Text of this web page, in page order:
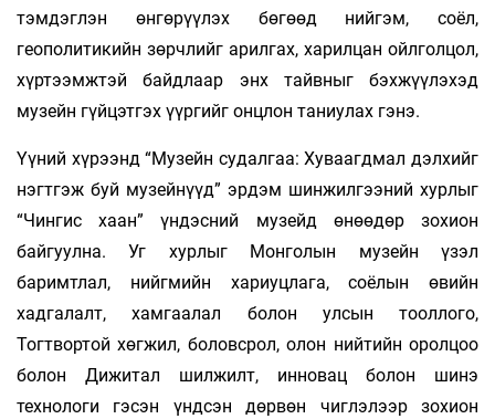
тэмдэглэн өнгөрүүлэх бөгөөд нийгэм, соёл,
геополитикийн зөрчлийг арилгах, харилцан ойлголцол,
хүртээмжтэй байдлаар энх тайвныг бэхжүүлэхэд
музейн гүйцэтгэх үүргийг онцлон таниулах гэнэ.
Үүний хүрээнд “Музейн судалгаа: Хуваагдмал дэлхийг
нэгтгэж буй музейнүүд” эрдэм шинжилгээний хурлыг
“Чингис хаан” үндэсний музейд өнөөдөр зохион
байгуулна. Уг хурлыг Монголын музейн үзэл
баримтлал, нийгмийн хариуцлага, соёлын өвийн
хадгалалт, хамгаалал болон улсын тооллого,
Тогтвортой хөгжил, боловсрол, олон нийтийн оролцоо
болон Дижитал шилжилт, инновац болон шинэ
технологи гэсэн үндсэн дөрвөн чиглэлээр зохион